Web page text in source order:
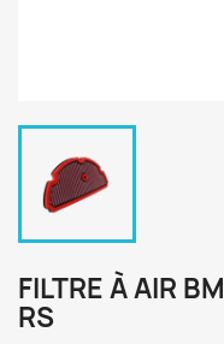
FILTRE À AIR
RS